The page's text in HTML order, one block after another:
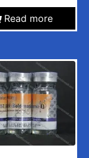
Read more